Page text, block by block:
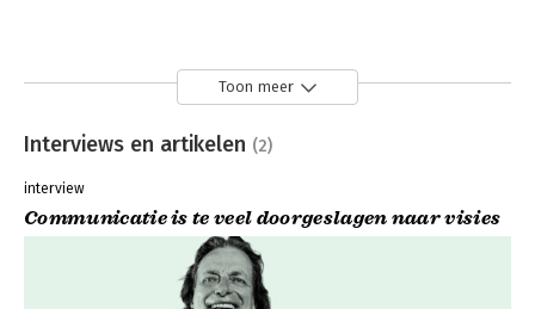
Toon meer
Interviews en artikelen (2)
interview
Communicatie is te veel doorgeslagen naar visies